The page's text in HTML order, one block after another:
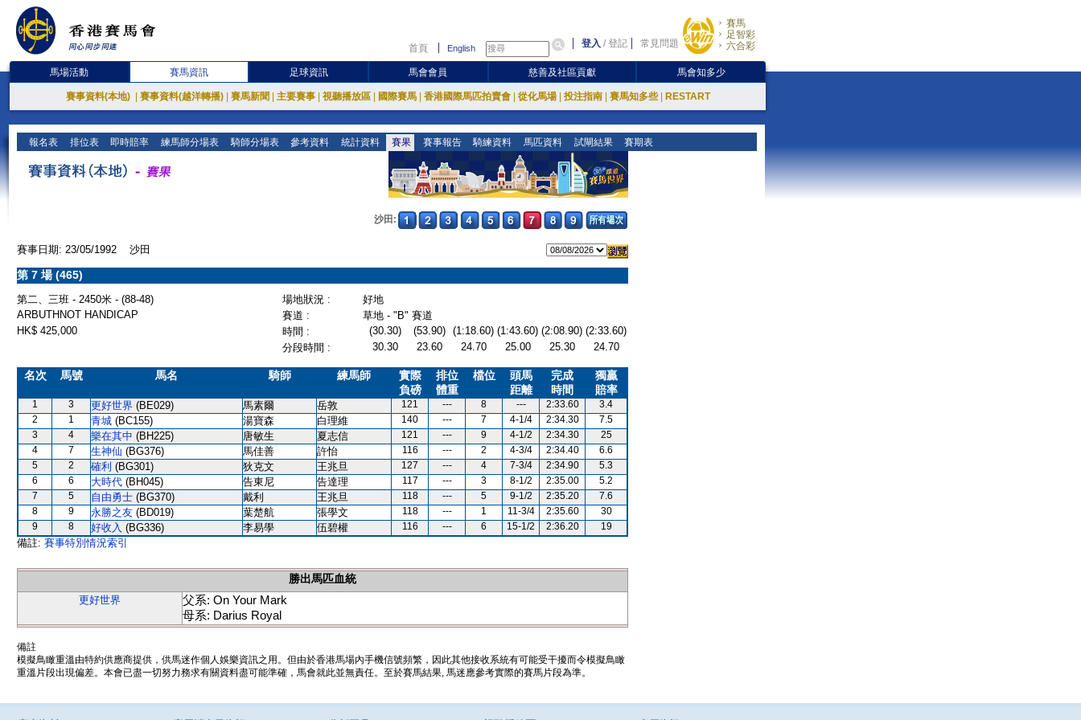
首頁 English 登入 /登記 常見問題
賽馬
足智彩
六合彩
馬場活動 賽馬資訊 足球資訊 馬會會員 慈善及社區貢獻 馬會知多少
賽事資料(本地) 賽事資料(越洋轉播) 賽馬新聞 主要賽事 視聽播放區 國際賽馬 香港國際馬匹拍賣會 從化馬場 投注指南 賽馬知多些 RESTART
報名表 排位表 即時賠率 練馬師分場表 騎師分場表 參考資料 統計資料 賽果 賽事報告 騎練資料 馬匹資料 試閘結果 賽期表
沙田:
賽事日期: 23/05/1992 沙田
第 7 場 (465)
第二、三班 - 2450米 - (88-48) 場地狀況 :
好地
ARBUTHNOT HANDICAP
賽道 :
草地 - "B" 賽道
HK$ 425,000
時間 : (30.30) (53.90) (1:18.60) (1:43.60) (2:08.90) (2:33.60)
分段時間 :
30.30 23.60 24.70 25.00 25.30 24.70
名次 馬號 馬名 騎師 練馬師
實際
負磅
排位
體重
檔位
頭馬
距離
完成
時間
獨贏
賠率
1 3 更好世界 (BE029) 馬素爾 岳敦 121 --- 8 --- 2:33.60
3.4
2
1 青城 (BC155) 湯寶森 白理維 140 --- 7 4-1/4 2:34.30
7.5
3
4 樂在其中 (BH225) 唐敏生 夏志信 121 --- 9 4-1/2 2:34.30
25
4
7 生神仙 (BG376) 馬佳善 許怡 116 --- 2 4-3/4 2:34.40
6.6
5
2 確利 (BG301) 狄克文 王兆旦 127 --- 4 7-3/4 2:34.90
5.3
6
6 大時代 (BH045) 告東尼 告達理 117 --- 3 8-1/2 2:35.00
5.2
7
5 自由勇士 (BG370) 戴利 王兆旦 118 --- 5 9-1/2 2:35.20
7.6
8
9 永勝之友 (BD019) 葉楚航 張學文 118 --- 1 11-3/4 2:35.60
30
9
8 好收入 (BG336) 李易學 伍碧權 116 --- 6 15-1/2 2:36.20 19
備註: 賽事特別情況索引
勝出馬匹血統
更好世界
父系: On Your Mark
母系: Darius Royal
備註
模擬鳥瞰重溫由特約供應商提供，供馬迷作個人娛樂資訊之用。但由於香港馬場內手機信號頻繁，因此其他接收系統有可能受干擾而令模擬鳥瞰
重溫片段出現偏差。本會已盡一切努力務求有關資料盡可能準確，馬會就此並無責任。至於賽馬結果, 馬迷應參考實際的賽馬片段為準。